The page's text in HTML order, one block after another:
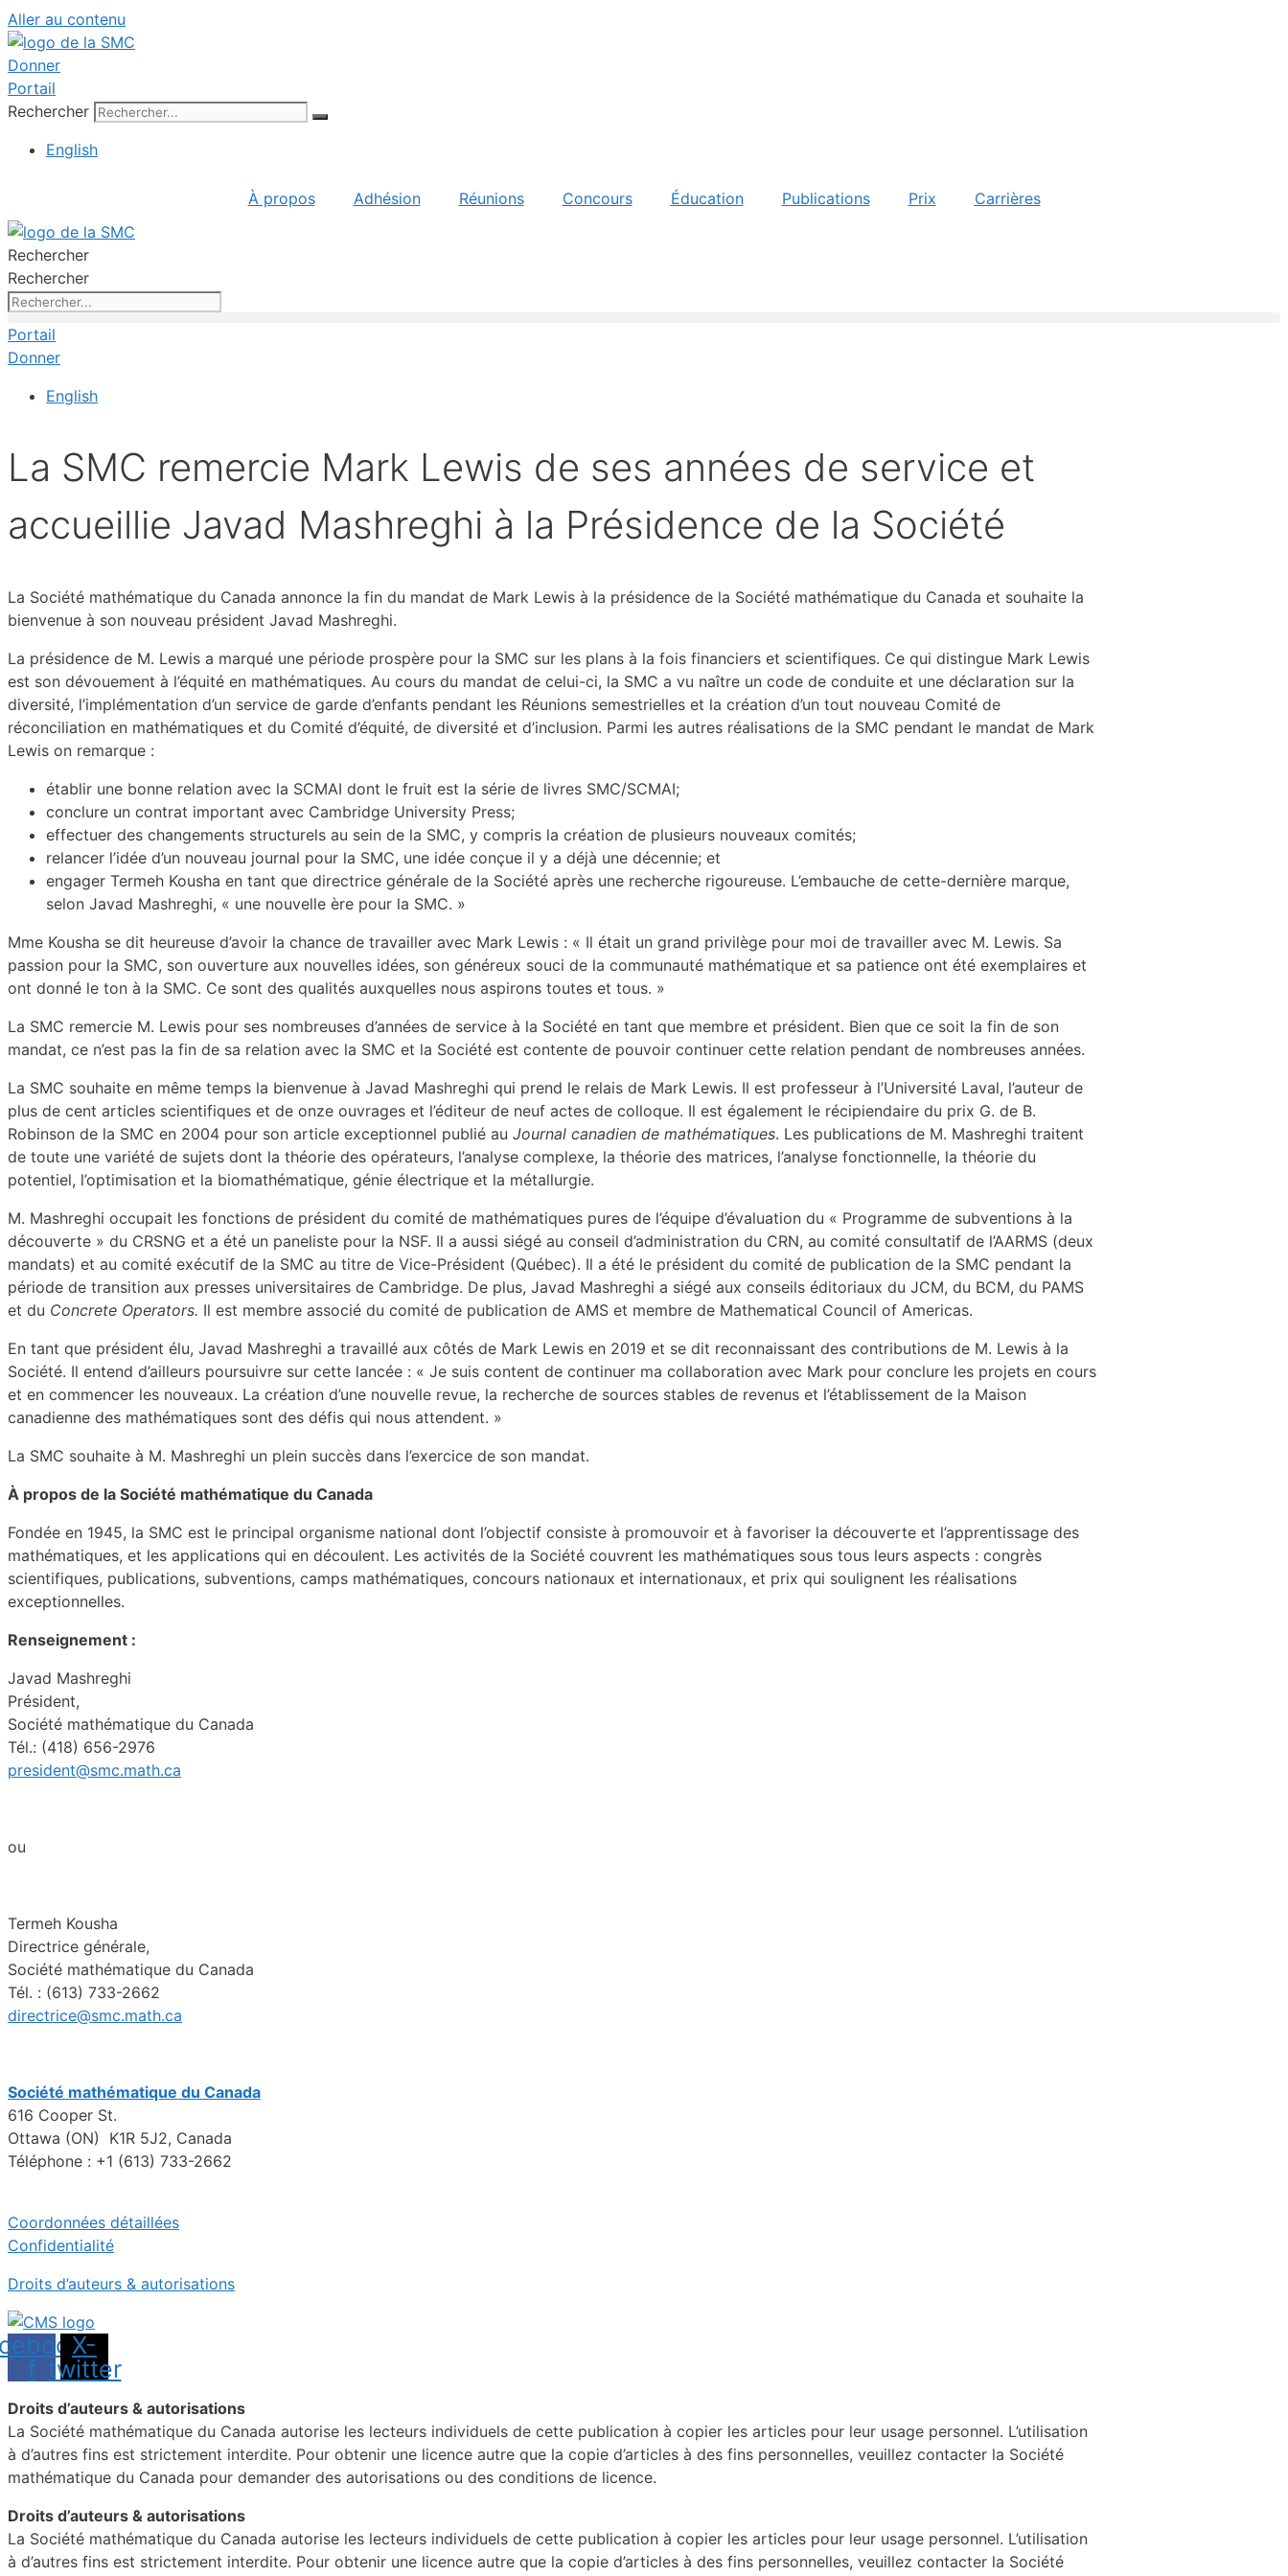
Aller au contenu
Donner
Portail
Rechercher
English
À propos Adhésion Réunions Concours Éducation Publications Prix Carrières
Rechercher
Rechercher
Portail
Donner
English
La SMC remercie Mark Lewis de ses années de service et
accueillie Javad Mashreghi à la Présidence de la Société
La Société mathématique du Canada annonce la fin du mandat de Mark Lewis à la présidence de la Société mathématique du Canada et souhaite la
bienvenue à son nouveau président Javad Mashreghi.
La présidence de M. Lewis a marqué une période prospère pour la SMC sur les plans à la fois financiers et scientifiques. Ce qui distingue Mark Lewis
est son dévouement à l’équité en mathématiques. Au cours du mandat de celui-ci, la SMC a vu naître un code de conduite et une déclaration sur la
diversité, l’implémentation d’un service de garde d’enfants pendant les Réunions semestrielles et la création d’un tout nouveau Comité de
réconciliation en mathématiques et du Comité d’équité, de diversité et d’inclusion. Parmi les autres réalisations de la SMC pendant le mandat de Mark
Lewis on remarque :
établir une bonne relation avec la SCMAI dont le fruit est la série de livres SMC/SCMAI;
conclure un contrat important avec Cambridge University Press;
effectuer des changements structurels au sein de la SMC, y compris la création de plusieurs nouveaux comités;
relancer l’idée d’un nouveau journal pour la SMC, une idée conçue il y a déjà une décennie; et
engager Termeh Kousha en tant que directrice générale de la Société après une recherche rigoureuse. L’embauche de cette-dernière marque,
selon Javad Mashreghi, « une nouvelle ère pour la SMC. »
Mme Kousha se dit heureuse d’avoir la chance de travailler avec Mark Lewis : « Il était un grand privilège pour moi de travailler avec M. Lewis. Sa
passion pour la SMC, son ouverture aux nouvelles idées, son généreux souci de la communauté mathématique et sa patience ont été exemplaires et
ont donné le ton à la SMC. Ce sont des qualités auxquelles nous aspirons toutes et tous. »
La SMC remercie M. Lewis pour ses nombreuses d’années de service à la Société en tant que membre et président. Bien que ce soit la fin de son
mandat, ce n’est pas la fin de sa relation avec la SMC et la Société est contente de pouvoir continuer cette relation pendant de nombreuses années.
La SMC souhaite en même temps la bienvenue à Javad Mashreghi qui prend le relais de Mark Lewis. Il est professeur à l’Université Laval, l’auteur de
plus de cent articles scientifiques et de onze ouvrages et l’éditeur de neuf actes de colloque. Il est également le récipiendaire du prix G. de B.
Robinson de la SMC en 2004 pour son article exceptionnel publié au Journal canadien de mathématiques. Les publications de M. Mashreghi traitent
de toute une variété de sujets dont la théorie des opérateurs, l’analyse complexe, la théorie des matrices, l’analyse fonctionnelle, la théorie du
potentiel, l’optimisation et la biomathématique, génie électrique et la métallurgie.
M. Mashreghi occupait les fonctions de président du comité de mathématiques pures de l’équipe d’évaluation du « Programme de subventions à la
découverte » du CRSNG et a été un paneliste pour la NSF. Il a aussi siégé au conseil d’administration du CRN, au comité consultatif de l’AARMS (deux
mandats) et au comité exécutif de la SMC au titre de Vice-Président (Québec). Il a été le président du comité de publication de la SMC pendant la
période de transition aux presses universitaires de Cambridge. De plus, Javad Mashreghi a siégé aux conseils éditoriaux du JCM, du BCM, du PAMS
et du Concrete Operators. Il est membre associé du comité de publication de AMS et membre de Mathematical Council of Americas.
En tant que président élu, Javad Mashreghi a travaillé aux côtés de Mark Lewis en 2019 et se dit reconnaissant des contributions de M. Lewis à la
Société. Il entend d’ailleurs poursuivre sur cette lancée : « Je suis content de continuer ma collaboration avec Mark pour conclure les projets en cours
et en commencer les nouveaux. La création d’une nouvelle revue, la recherche de sources stables de revenus et l’établissement de la Maison
canadienne des mathématiques sont des défis qui nous attendent. »
La SMC souhaite à M. Mashreghi un plein succès dans l’exercice de son mandat.
À propos de la Société mathématique du Canada
Fondée en 1945, la SMC est le principal organisme national dont l’objectif consiste à promouvoir et à favoriser la découverte et l’apprentissage des
mathématiques, et les applications qui en découlent. Les activités de la Société couvrent les mathématiques sous tous leurs aspects : congrès
scientifiques, publications, subventions, camps mathématiques, concours nationaux et internationaux, et prix qui soulignent les réalisations
exceptionnelles.
Renseignement :
Javad Mashreghi
Président,
Société mathématique du Canada
Tél.: (418) 656-2976
president@smc.math.ca
ou
Termeh Kousha
Directrice générale,
Société mathématique du Canada
Tél. : (613) 733-2662
directrice@smc.math.ca
Société mathématique du Canada
616 Cooper St.
Ottawa (ON) K1R 5J2, Canada
Téléphone : +1 (613) 733-2662
Coordonnées détaillées
Confidentialité
Droits d’auteurs & autorisations
f
X-
twitter
Droits d’auteurs & autorisations
La Société mathématique du Canada autorise les lecteurs individuels de cette publication à copier les articles pour leur usage personnel. L’utilisation
à d’autres fins est strictement interdite. Pour obtenir une licence autre que la copie d’articles à des fins personnelles, veuillez contacter la Société
mathématique du Canada pour demander des autorisations ou des conditions de licence.
Droits d’auteurs & autorisations
La Société mathématique du Canada autorise les lecteurs individuels de cette publication à copier les articles pour leur usage personnel. L’utilisation
à d’autres fins est strictement interdite. Pour obtenir une licence autre que la copie d’articles à des fins personnelles, veuillez contacter la Société